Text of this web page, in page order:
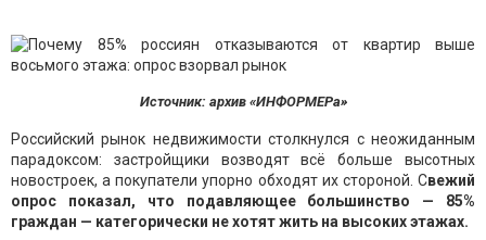
Источник: архив «ИНФОРМЕРа»
Российский рынок недвижимости столкнулся с неожиданным
парадоксом: застройщики возводят всё больше высотных
новостроек, а покупатели упорно обходят их стороной. Свежий
опрос показал, что подавляющее большинство — 85%
граждан — категорически не хотят жить на высоких этажах.